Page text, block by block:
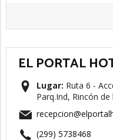
EL PORTAL
Lugar: Ruta 6 -
Parq.Ind, Rincón
(299) 5738468